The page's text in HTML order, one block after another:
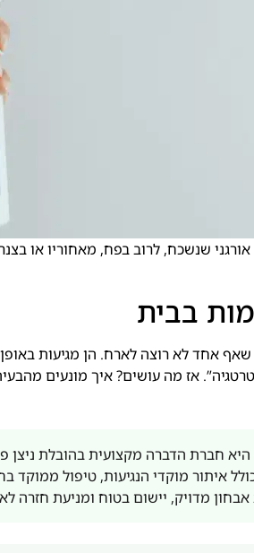
שנשכח, לרוב בפח, מאחוריו או
בבית
אחד לא רוצה לארח. הן מגיעות
אז מה עושים? איך מונעים
היא חברת הדברה מקצועית בהובלת
השירות כולל איתור מוקדי הנגיעות,
מדויק, יישום בטוח ומניעת חזרה